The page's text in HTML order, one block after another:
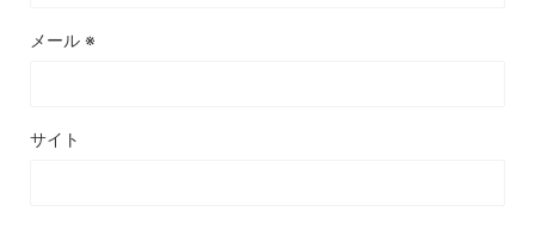
メール ※
サイト